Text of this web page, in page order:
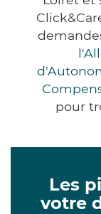
pour
Les
votre